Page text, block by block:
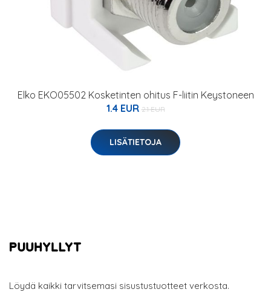
Elko EKO05502 Kosketinten ohitus F-liitin Keystoneen
1.4 EUR 2.1 EUR
LISÄTIETOJA
Löydä kaikki tarvitsemasi sisustustuotteet verkosta.